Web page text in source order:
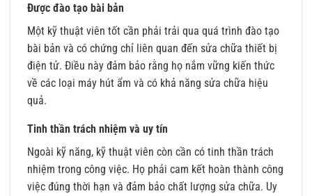
Được đào tạo bài bản
Một kỹ thuật viên tốt cần phải trải qua quá trình đào tạo
bài bản và có chứng chỉ liên quan đến sửa chữa thiết bị
điện tử. Điều này đảm bảo rằng họ nắm vững kiến thức
về các loại máy hút ẩm và có khả năng sửa chữa hiệu
quả.
Tinh thần trách nhiệm và uy tín
Ngoài kỹ năng, kỹ thuật viên còn cần có tinh thần trách
nhiệm trong công việc. Họ phải cam kết hoàn thành công
việc đúng thời hạn và đảm bảo chất lượng sửa chữa. Uy